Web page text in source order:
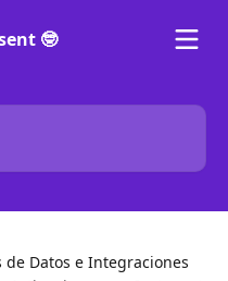
de Datos e Integraciones